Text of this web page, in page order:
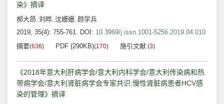
染》摘译
郝大昂, 刘晔, 沈姗姗, 颜学兵
2019, 35(4): 755-761. DOI: 10.3969/j.issn.1001-5256.2019.04.010
摘要(636) PDF (290KB)(170) 施引文献 (3)
《2018年意大利肝病学会/意大利内科学会/意大利传染病和热
带病学会/意大利肾脏病学会专家共识:慢性肾脏病患者HCV感
染的管理》摘译